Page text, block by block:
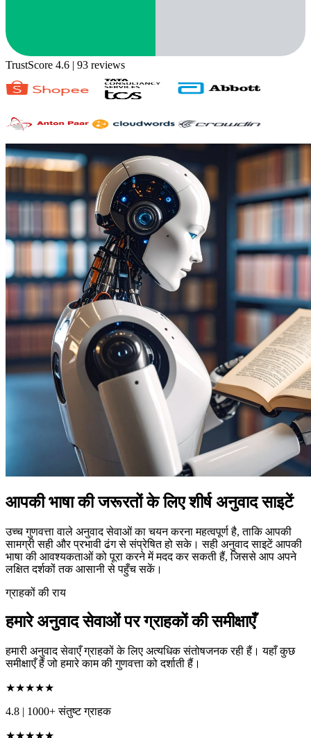
TrustScore 4.6 | 93 reviews
आपकी भाषा की जरूरतों के लिए शीर्ष अनुवाद साइटें
उच्च गुणवत्ता वाले अनुवाद सेवाओं का चयन करना महत्वपूर्ण है, ताकि आपकी
सामग्री सही और प्रभावी ढंग से संप्रेषित हो सके। सही अनुवाद साइटें आपकी
भाषा की आवश्यकताओं को पूरा करने में मदद कर सकती हैं, जिससे आप अपने
लक्षित दर्शकों तक आसानी से पहुँच सकें।
ग्राहकों की राय
हमारे अनुवाद सेवाओं पर ग्राहकों की समीक्षाएँ
हमारी अनुवाद सेवाएँ ग्राहकों के लिए अत्यधिक संतोषजनक रही हैं। यहाँ कुछ
समीक्षाएँ हैं जो हमारे काम की गुणवत्ता को दर्शाती हैं।
★★★★★
4.8 | 1000+ संतुष्ट ग्राहक